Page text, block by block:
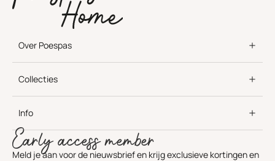
Over Poespas
Collecties
Info
Early access member
Meld je aan voor de nieuwsbrief en krijg exclusieve kortingen en